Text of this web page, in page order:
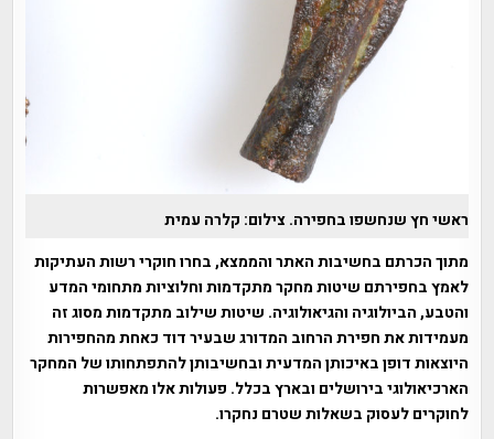
ראשי חץ שנחשפו בחפירה. צילום: קלרה עמית
מתוך הכרתם בחשיבות האתר והממצא, בחרו חוקרי רשות העתיקות
לאמץ בחפירתם שיטות מחקר מתקדמות וחלוציות מתחומי המדע
והטבע, הביולוגיה והגיאולוגיה. שיטות שילוב מתקדמות מסוג זה
מעמידות את חפירת הרחוב המדורג שבעיר דוד כאחת מהחפירות
היוצאות דופן באיכותן המדעית ובחשיבותן להתפתחותו של המחקר
הארכיאולוגי בירושלים ובארץ בכלל. פעולות אלו מאפשרות
לחוקרים לעסוק בשאלות שטרם נחקרו.